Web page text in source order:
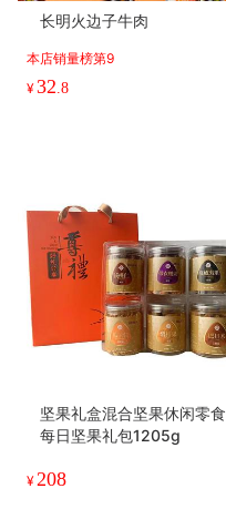
长明火边子牛肉
本店销量榜第9
¥32.8
坚果礼盒混合坚果休闲零食
每日坚果礼包1205g
¥208